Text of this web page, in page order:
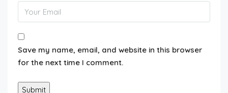
Save my name, email, and website in this browser
for the next time I comment.